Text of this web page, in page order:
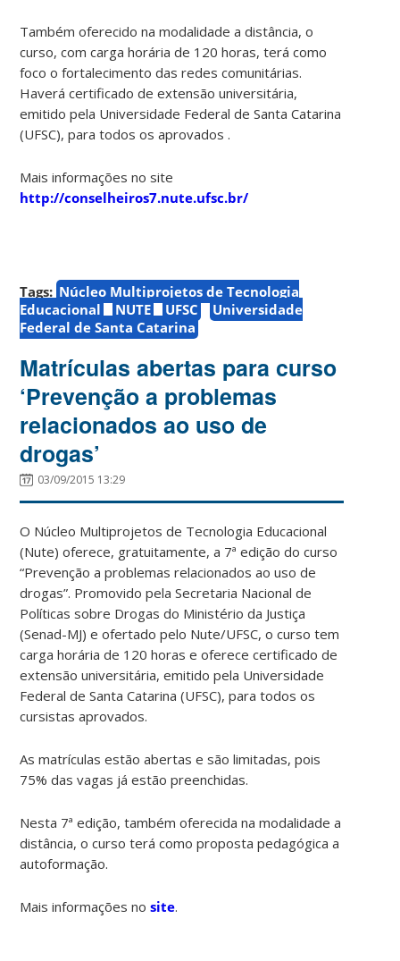
Também oferecido na modalidade a distância, o
curso, com carga horária de 120 horas, terá como
foco o fortalecimento das redes comunitárias.
Haverá certificado de extensão universitária,
emitido pela Universidade Federal de Santa Catarina
(UFSC), para todos os aprovados .
Mais informações no site
http://conselheiros7.nute.ufsc.br/
Tags: Núcleo Multiprojetos de Tecnologia
Educacional
NUTE UFSC
Universidade
Federal de Santa Catarina
Matrículas abertas para curso
‘Prevenção a problemas
relacionados ao uso de
drogas’
03/09/2015 13:29
O Núcleo Multiprojetos de Tecnologia Educacional
(Nute) oferece, gratuitamente, a 7ª edição do curso
“Prevenção a problemas relacionados ao uso de
drogas”. Promovido pela Secretaria Nacional de
Políticas sobre Drogas do Ministério da Justiça
(Senad-MJ) e ofertado pelo Nute/UFSC, o curso tem
carga horária de 120 horas e oferece certificado de
extensão universitária, emitido pela Universidade
Federal de Santa Catarina (UFSC), para todos os
cursistas aprovados.
As matrículas estão abertas e são limitadas, pois
75% das vagas já estão preenchidas.
Nesta 7ª edição, também oferecida na modalidade a
distância, o curso terá como proposta pedagógica a
autoformação.
Mais informações no site.